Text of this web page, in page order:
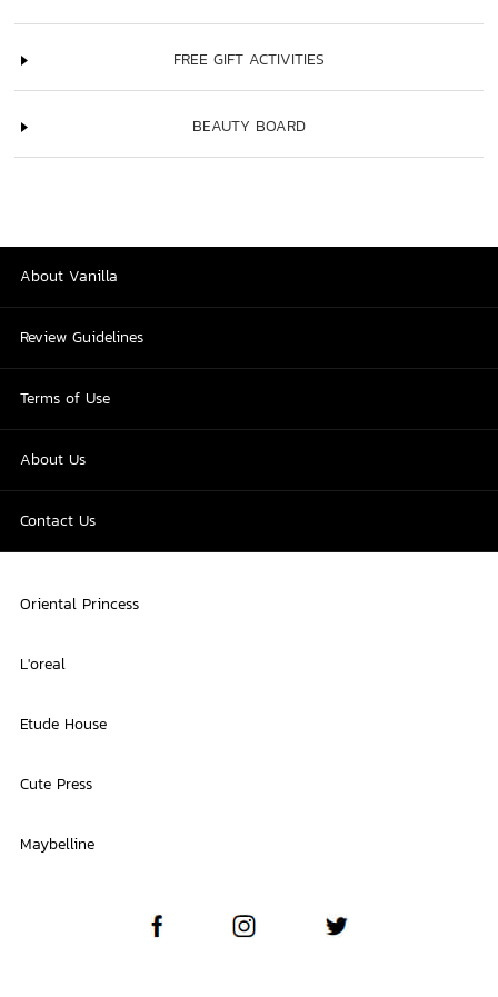
FREE GIFT ACTIVITIES
BEAUTY BOARD
About Vanilla
Review Guidelines
Terms of Use
About Us
Contact Us
Oriental Princess
L'oreal
Etude House
Cute Press
Maybelline